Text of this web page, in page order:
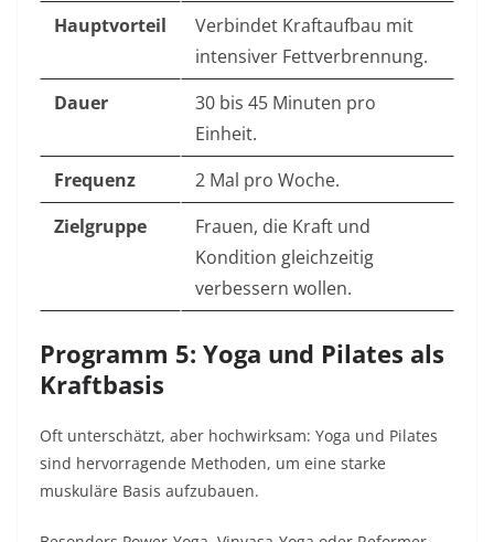
Hauptvorteil
Verbindet Kraftaufbau mit
intensiver Fettverbrennung.
Dauer
30 bis 45 Minuten pro
Einheit.
Frequenz
2 Mal pro Woche.
Zielgruppe
Frauen, die Kraft und
Kondition gleichzeitig
verbessern wollen.
Programm 5: Yoga und Pilates als
Kraftbasis
Oft unterschätzt, aber hochwirksam: Yoga und Pilates
sind hervorragende Methoden, um eine starke
muskuläre Basis aufzubauen.